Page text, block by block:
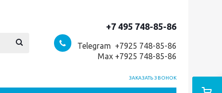
+7 495 748-85-86
Telegram +7925 748-85-86
Max +7925 748-85-86
ЗАКАЗАТЬ ЗВОНОК